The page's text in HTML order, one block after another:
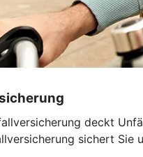
deckt
sichert Sie